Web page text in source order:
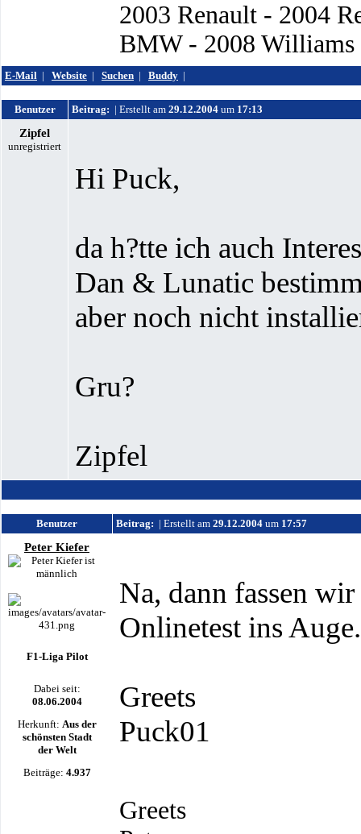
2003 Renault - 2004
BMW - 2008 Williams
E-Mail | Website | Suchen | Buddy |
Benutzer Beitrag: | Erstellt am 29.12.2004 um 17:13
Zipfel
unregistriert
Hi Puck,
da h?tte ich auch
Dan & Lunatic
aber noch nicht
Gru?
Zipfel
Benutzer Beitrag: | Erstellt am 29.12.2004 um 17:57
Peter Kiefer
F1-Liga Pilot
Dabei seit:
08.06.2004
Herkunft: Aus der
schönsten Stadt
der Welt
Beiträge: 4.937
Na, dann fassen
Onlinetest ins
Greets
Puck01
Greets